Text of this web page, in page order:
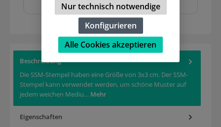
Beschreibung
Die SSM-Stempel haben eine Größe von 3x3 cm. Der SSM-
Stempel kann verwendet werden, um schöne Muster auf
jedem weichen Mediu… Mehr
Eigenschaften
Nur technisch notwendige
Konfigurieren
Alle Cookies akzeptieren